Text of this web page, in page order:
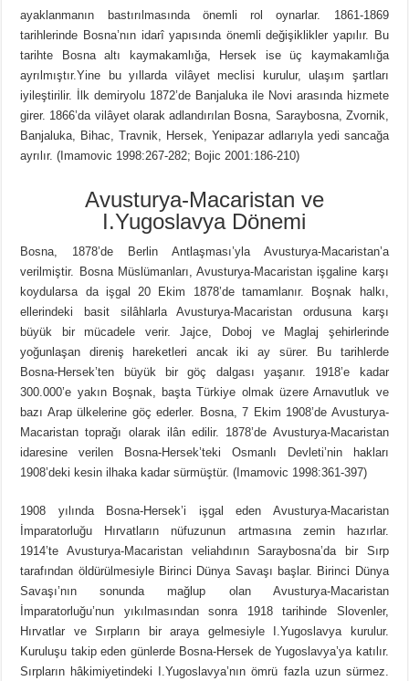
ayaklanmanın bastırılmasında önemli rol oynarlar. 1861-1869
tarihlerinde Bosna’nın idarî yapısında önemli değişiklikler yapılır. Bu
tarihte Bosna altı kaymakamlığa, Hersek ise üç kaymakamlığa
ayrılmıştır.Yine bu yıllarda vilâyet meclisi kurulur, ulaşım şartları
iyileştirilir. İlk demiryolu 1872’de Banjaluka ile Novi arasında hizmete
girer. 1866’da vilâyet olarak adlandırılan Bosna, Saraybosna, Zvornik,
Banjaluka, Bihac, Travnik, Hersek, Yenipazar adlarıyla yedi sancağa
ayrılır. (Imamovic 1998:267-282; Bojic 2001:186-210)
Avusturya-Macaristan ve
I.Yugoslavya Dönemi
Bosna, 1878’de Berlin Antlaşması’yla Avusturya-Macaristan’a
verilmiştir. Bosna Müslümanları, Avusturya-Macaristan işgaline karşı
koydularsa da işgal 20 Ekim 1878’de tamamlanır. Boşnak halkı,
ellerindeki basit silâhlarla Avusturya-Macaristan ordusuna karşı
büyük bir mücadele verir. Jajce, Doboj ve Maglaj şehirlerinde
yoğunlaşan direniş hareketleri ancak iki ay sürer. Bu tarihlerde
Bosna-Hersek’ten büyük bir göç dalgası yaşanır. 1918’e kadar
300.000’e yakın Boşnak, başta Türkiye olmak üzere Arnavutluk ve
bazı Arap ülkelerine göç ederler. Bosna, 7 Ekim 1908’de Avusturya-
Macaristan toprağı olarak ilân edilir. 1878’de Avusturya-Macaristan
idaresine verilen Bosna-Hersek’teki Osmanlı Devleti’nin hakları
1908’deki kesin ilhaka kadar sürmüştür. (Imamovic 1998:361-397)
1908 yılında Bosna-Hersek’i işgal eden Avusturya-Macaristan
İmparatorluğu Hırvatların nüfuzunun artmasına zemin hazırlar.
1914’te Avusturya-Macaristan veliahdının Saraybosna’da bir Sırp
tarafından öldürülmesiyle Birinci Dünya Savaşı başlar. Birinci Dünya
Savaşı’nın sonunda mağlup olan Avusturya-Macaristan
İmparatorluğu’nun yıkılmasından sonra 1918 tarihinde Slovenler,
Hırvatlar ve Sırpların bir araya gelmesiyle I.Yugoslavya kurulur.
Kuruluşu takip eden günlerde Bosna-Hersek de Yugoslavya’ya katılır.
Sırpların hâkimiyetindeki I.Yugoslavya’nın ömrü fazla uzun sürmez.